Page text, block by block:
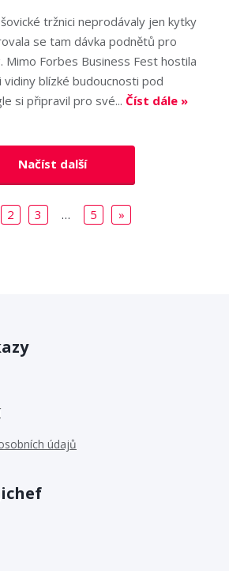
tržnici neprodávaly jen kytky
se tam dávka podnětů pro
Mimo Forbes Business Fest hostila
blízké budoucnosti pod
si připravil pro své... Číst dále »
Načíst další
2 3 … 5 »
údajů